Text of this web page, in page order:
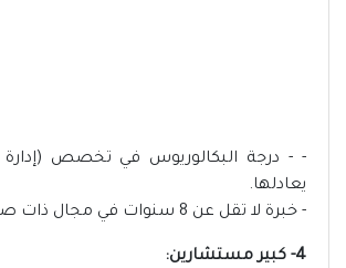
- - درجة البكالوريوس في تخصص (إدارة
يعادلها.
- خبرة لا تقل عن 8 سنوات في مجال ذات صلة.
4- كبير مستشارين: